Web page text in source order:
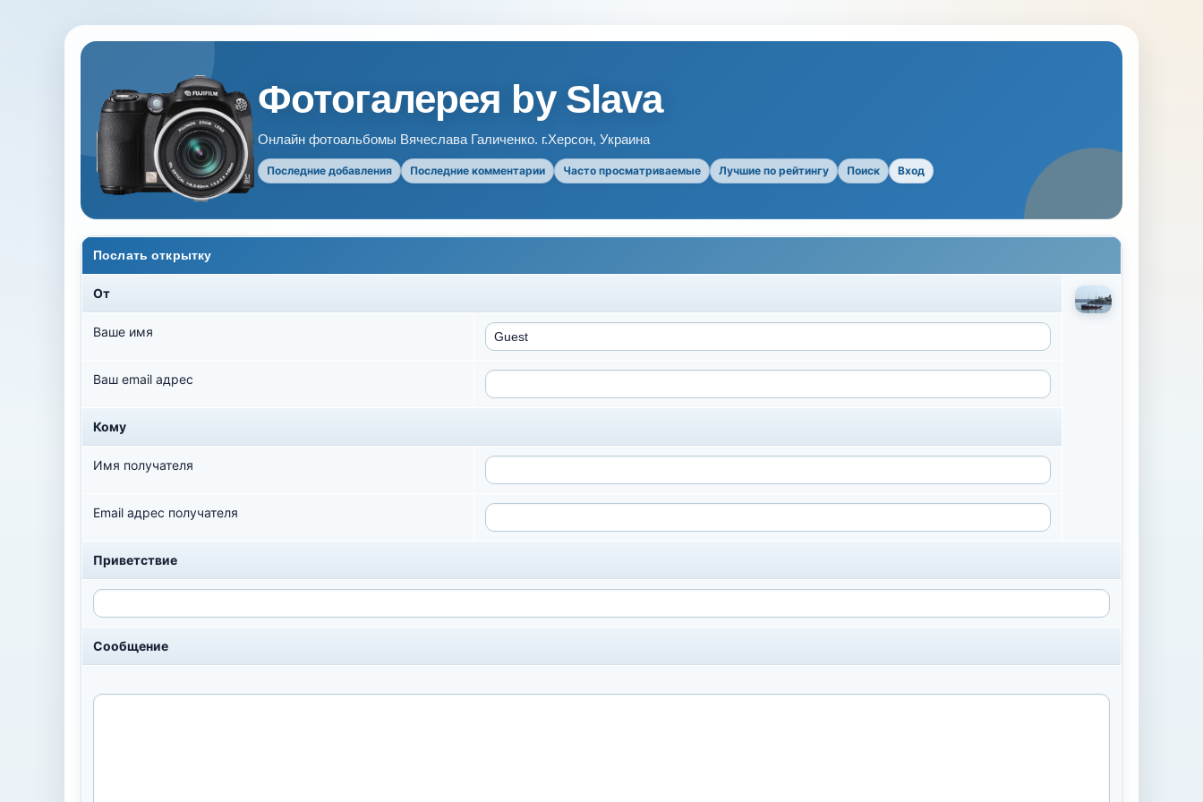
Фотогалерея by Slava
Онлайн фотоальбомы Вячеслава Галиченко. г.Херсон, Украина
Последние добавления Последние комментарии Часто просматриваемые Лучшие по рейтингу Поиск Вход
Послать открытку
От
Ваше имя
Ваш email адрес
Кому
Имя получателя
Email адрес получателя
Приветствие
Сообщение